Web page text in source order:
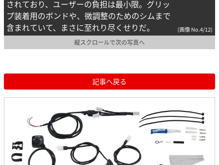
されており、ユーザーの負担は最小限。グリッ
プ装着用のボンドや、微調整のためのシムまで
含まれていて、まさに至れり尽くせりだ。
(画像 No.4/12)
縦スクロールで次の写真へ
記事へ戻る